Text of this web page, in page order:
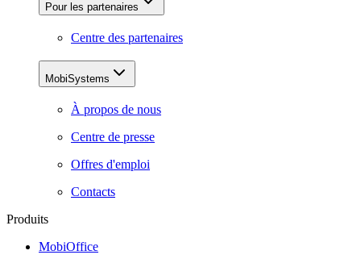
Pour les partenaires
Centre des partenaires
MobiSystems
À propos de nous
Centre de presse
Offres d'emploi
Contacts
Produits
MobiOffice